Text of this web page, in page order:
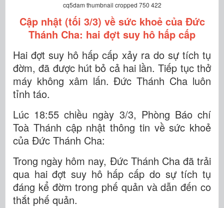
cq5dam thumbnail cropped 750 422
Cập nhật (tối 3/3) về sức khoẻ của Đức
Thánh Cha: hai đợt suy hô hấp cấp
Hai đợt suy hô hấp cấp xảy ra do sự tích tụ
đờm, đã được hút bỏ cả hai lần. Tiếp tục thở
máy không xâm lấn. Đức Thánh Cha luôn
tỉnh táo.
Lúc 18:55 chiều ngày 3/3, Phòng Báo chí
Toà Thánh cập nhật thông tin về sức khoẻ
của Đức Thánh Cha:
Trong ngày hôm nay, Đức Thánh Cha đã trải
qua hai đợt suy hô hấp cấp do sự tích tụ
đáng kể đờm trong phế quản và dẫn đến co
thắt phế quản.